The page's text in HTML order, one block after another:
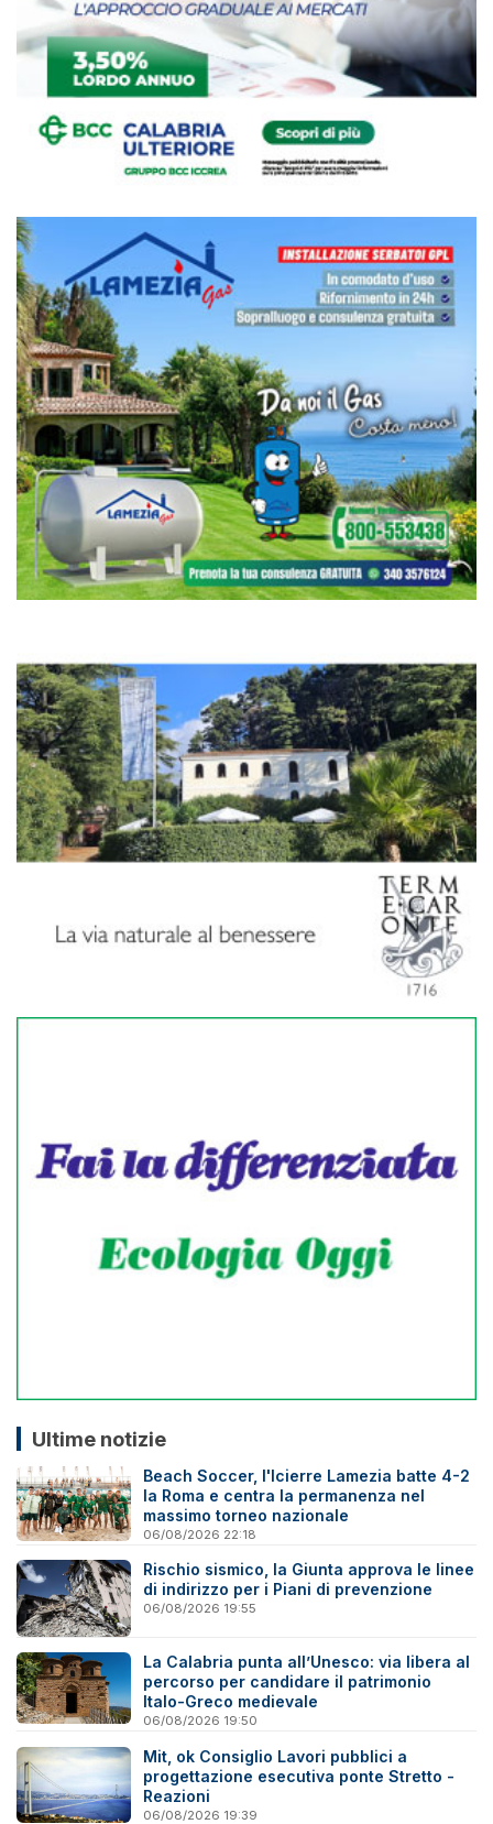
Ultime notizie
Beach Soccer, l'Icierre Lamezia batte 4-2
la Roma e centra la permanenza nel
massimo torneo nazionale
06/08/2026 22:18
Rischio sismico, la Giunta approva le linee
di indirizzo per i Piani di prevenzione
06/08/2026 19:55
La Calabria punta all’Unesco: via libera al
percorso per candidare il patrimonio
Italo-Greco medievale
06/08/2026 19:50
Mit, ok Consiglio Lavori pubblici a
progettazione esecutiva ponte Stretto -
Reazioni
06/08/2026 19:39